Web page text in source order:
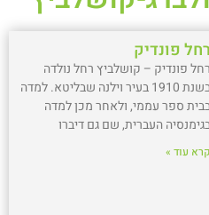
רחל פונדיק
רחל פונדיק – קושלביץ רחל נולדה
בשנת 1910 בעיר וילנה שבליטא. למדה
ספר עממי, ולאחר מכן למדה
העברית, שם גם דיברו
קרא עוד »